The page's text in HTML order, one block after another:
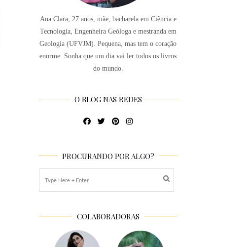
Ana Clara, 27 anos, mãe, bacharela em Ciência e
Tecnologia, Engenheira Geóloga e mestranda em
Geologia (UFVJM). Pequena, mas tem o coração
enorme. Sonha que um dia vai ler todos os livros
do mundo.
O BLOG NAS REDES
PROCURANDO POR ALGO?
COLABORADORAS